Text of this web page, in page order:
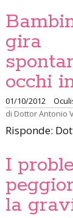
gira
occhi
01/10/2012
di Dottor Antonio
Risponde:
I
la